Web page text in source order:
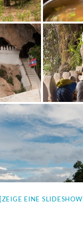
[ZEIGE EINE